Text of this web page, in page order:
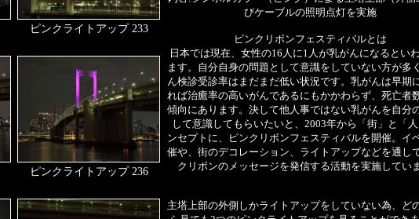
ピンクライトアップ 233
ピンクライトアップ 236
びケーブルの照明点灯を実施
ピンクリボンフェスティバルとは
日本では現在、女性の16人に1人が乳がんになるとい
ます。自分自身の問題として意識をしていない方が多
ん検診受診率はまだまだ低い状況です。乳がんは早期
れば治癒率の高いがんであるにもかかわらず、死亡者
傾向にあります。決して他人事ではない乳がんを自分
して意識してもらいたいと、2003年から「街」と「
ンセプトに、ピンクリボンフェスティバルを開催。イ
催や、街のデコレーション、ライトアップなどを通し
クリボンのメッセージを発信する活動を実施していま
主塔上部の外側しかライトアップをしていない為、ど